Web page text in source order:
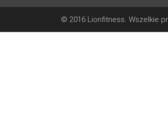
© 2016 Lionfitness. Wszelkie